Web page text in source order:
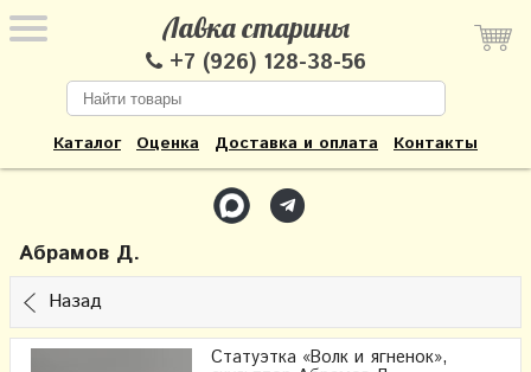
Лавка старины
+7 (926) 128-38-56
Каталог Оценка Доставка и оплата Контакты
Абрамов Д.
Назад
Статуэтка «Волк и ягненок»,